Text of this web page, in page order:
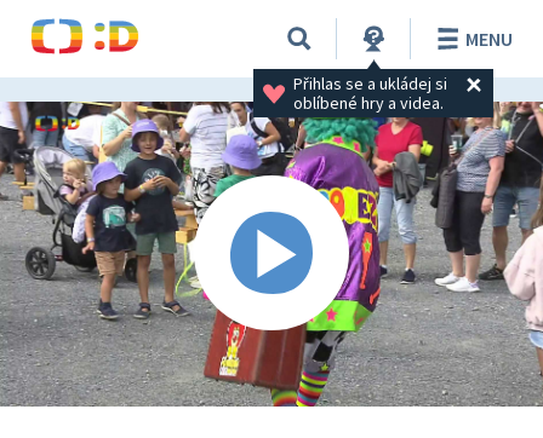
Přihlas se a ukládej si
oblíbené hry a videa.
MENU